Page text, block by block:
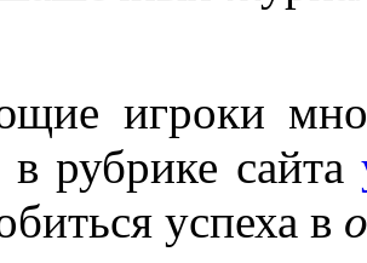
игроки
в рубрике сайта
успеха в